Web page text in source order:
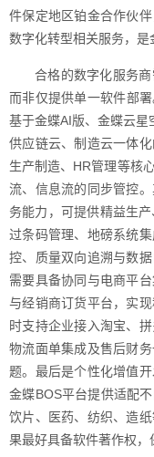
件保定地区铂金合作伙
数字化转型相关服务，是
合格的数字化服务
而非仅提供单一软件部
基于金蝶AI版、金蝶云星
供应链云、制造云一体
生产制造、HR管理等核
流、信息流的同步管控
务能力，可提供精益生
过条码管理、地磅系统
控、质量双向追溯与数
需要具备协同与电商平
与经销商订货平台，实
时支持企业接入淘宝、
物流面单集成及售后财
题。最后是个性化增值
金蝶BOS平台提供适配
饮片、医药、纺织、造
果最好具备软件著作权，